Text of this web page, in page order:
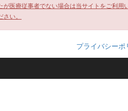
が医療従事者でない場合は当サイトをご利
い。
プライバシーポ